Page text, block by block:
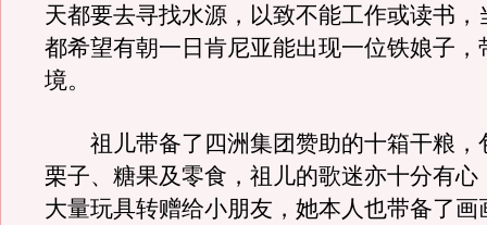
天都要去寻找水源，以致不能工作或读书，
都希望有朝一日肯尼亚能出现一位铁娘子，
境。
祖儿带备了四洲集团赞助的十箱干粮，
栗子、糖果及零食，祖儿的歌迷亦十分有心
大量玩具转赠给小朋友，她本人也带备了画